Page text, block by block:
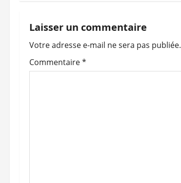
i
g
a
Laisser un commentaire
Votre adresse e-mail ne sera pas publiée.
Commentaire*